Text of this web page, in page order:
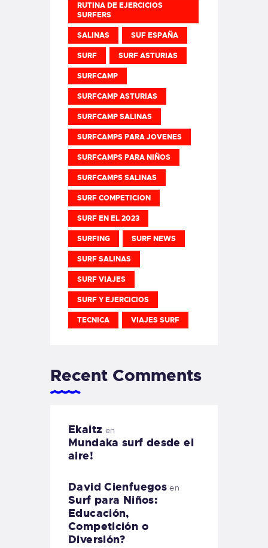
RUTINA DE EJERCICIOS
SURFERS
SALINAS SUF ESPAÑA
SURF SURF ASTURIAS
SURFCAMP
SURFCAMP ASTURIAS
SURFCAMP SALINAS
SURFCAMPS PARA JOVENES
SURFCAMPS PARA NIÑOS
SURFCAMPS SALINAS
SURF COMPETICION
SURF EN EL 2023
SURFING SURF NEWS
SURF SALINAS
SURF VIAJES
SURF Y EJERCICIOS
TECNICA VIAJES SURF
Recent Comments
Ekaitz en
Mundaka surf desde el
aire!
David Cienfuegos en
Surf para Niños:
Educación,
Competición o
Diversión?